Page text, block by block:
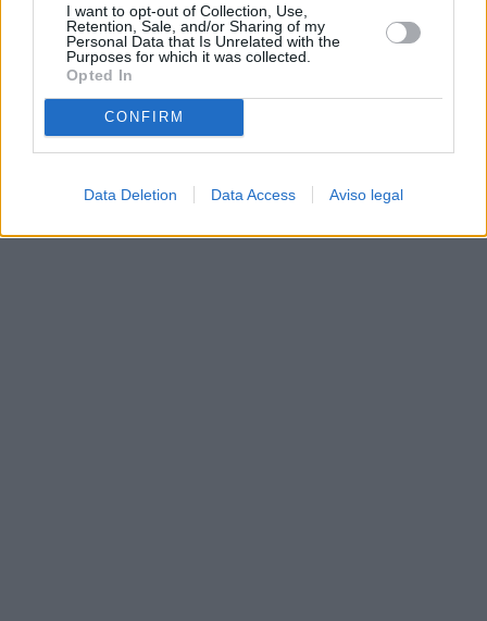
I want to opt-out of Collection, Use,
Retention, Sale, and/or Sharing of my
Personal Data that Is Unrelated with the
Purposes for which it was collected.
Opted In
CONFIRM
Data Deletion Data Access Aviso legal